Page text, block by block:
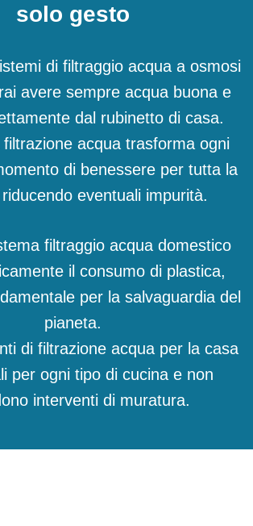
solo gesto
di filtraggio acqua a osmosi
avere sempre acqua buona e
dal rubinetto di casa.
filtrazione acqua trasforma ogni
di benessere per tutta la
eventuali impurità.
filtraggio acqua domestico
il consumo di plastica,
per la salvaguardia del
pianeta.
di filtrazione acqua per la casa
per ogni tipo di cucina e non
interventi di muratura.